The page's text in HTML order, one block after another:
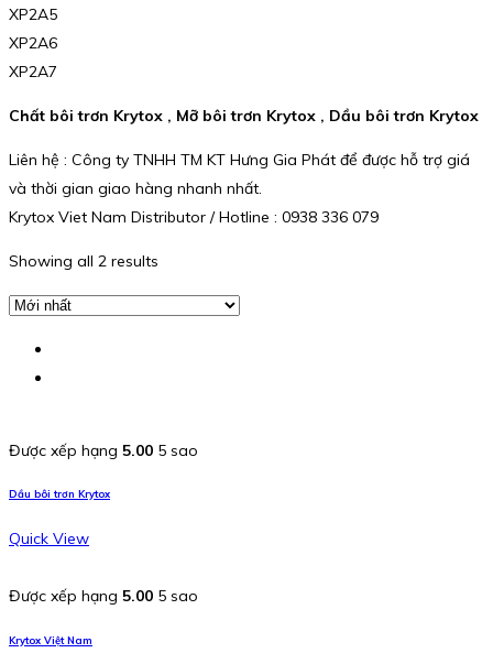
XP2A5
XP2A6
XP2A7
Chất bôi trơn Krytox , Mỡ bôi trơn Krytox , Dầu bôi trơn Krytox
Liên hệ : Công ty TNHH TM KT Hưng Gia Phát để được hỗ trợ giá
và thời gian giao hàng nhanh nhất.
Krytox Viet Nam Distributor / Hotline : 0938 336 079
Showing all 2 results
Được xếp hạng 5.00 5 sao
Dầu bôi trơn Krytox
Quick View
Được xếp hạng 5.00 5 sao
Krytox Việt Nam